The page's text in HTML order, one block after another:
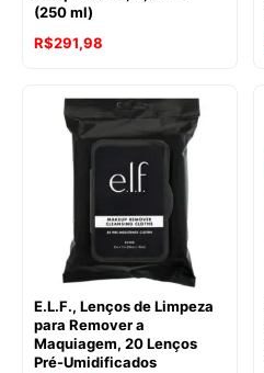
(250 ml)
R$291,98
E.L.F., Lenços de Limpeza
para Remover a
Maquiagem, 20 Lenços
Pré-Umidificados